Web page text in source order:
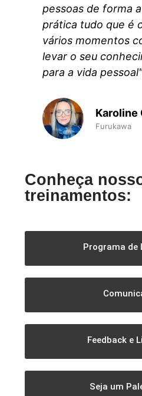
pessoas de
prática tudo
vários
levar o seu
para a vida
Conheça
treinamentos:
Programa de
Feedback e
Seja um